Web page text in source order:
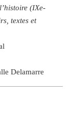
(IXe-
textes et
Delamarre